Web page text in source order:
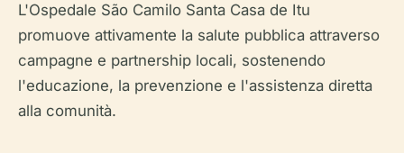
L'Ospedale São Camilo Santa Casa de Itu
promuove attivamente la salute pubblica attraverso
campagne e partnership locali, sostenendo
l'educazione, la prevenzione e l'assistenza diretta
alla comunità.